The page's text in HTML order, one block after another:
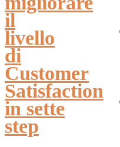
il
livello
di
Customer
Satisfaction
in sette
step